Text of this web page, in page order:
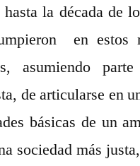
la década de
en estos
asumiendo
de articularse en
básicas de un
sociedad más